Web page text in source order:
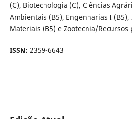
(C), Biotecnologia (C), Ciências
Ambientais (B5), Engenharias I
Materiais (B5) e Zootecnia/Recursos
ISSN: 2359-6643